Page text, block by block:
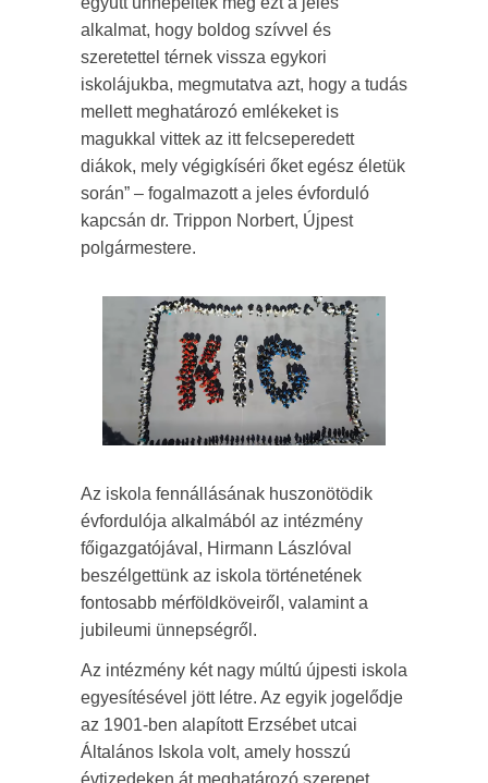
alkalmat, hogy boldog szívvel és
szeretettel térnek vissza egykori
iskolájukba, megmutatva azt, hogy a tudás
mellett meghatározó emlékeket is
magukkal vittek az itt felcseperedett
diákok, mely végigkíséri őket egész életük
során” – fogalmazott a jeles évforduló
kapcsán dr. Trippon Norbert, Újpest
polgármestere.
Az iskola fennállásának huszonötödik
évfordulója alkalmából az intézmény
főigazgatójával, Hirmann Lászlóval
beszélgettünk az iskola történetének
fontosabb mérföldköveiről, valamint a
jubileumi ünnepségről.
Az intézmény két nagy múltú újpesti iskola
egyesítésével jött létre. Az egyik jogelődje
az 1901-ben alapított Erzsébet utcai
Általános Iskola volt, amely hosszú
évtizedeken át meghatározó szerepet